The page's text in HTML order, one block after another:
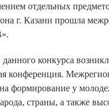
отдельных
г. Казани прошла
конкурса
конференция.
формирование у
страны, а также